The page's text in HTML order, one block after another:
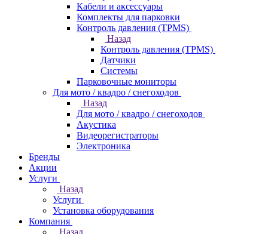
Кабели и аксессуары
Комплекты для парковки
Контроль давления (TPMS)
Назад
Контроль давления (TPMS)
Датчики
Системы
Парковочные мониторы
Для мото / квадро / снегоходов
Назад
Для мото / квадро / снегоходов
Акустика
Видеорегистраторы
Электроника
Бренды
Акции
Услуги
Назад
Услуги
Установка оборудования
Компания
Назад